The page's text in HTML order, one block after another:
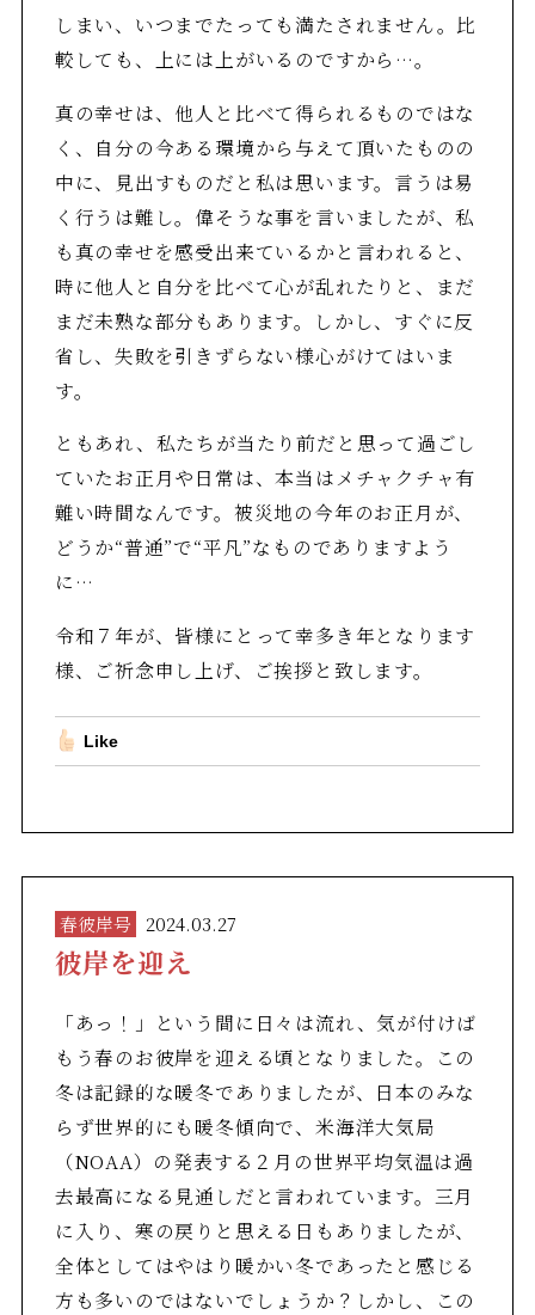
しまい、いつまでたっても満たされません。比
較しても、上には上がいるのですから…。
真の幸せは、他人と比べて得られるものではな
く、自分の今ある環境から与えて頂いたものの
中に、見出すものだと私は思います。言うは易
く行うは難し。偉そうな事を言いましたが、私
も真の幸せを感受出来ているかと言われると、
時に他人と自分を比べて心が乱れたりと、まだ
まだ未熟な部分もあります。しかし、すぐに反
省し、失敗を引きずらない様心がけてはいま
す。
ともあれ、私たちが当たり前だと思って過ごし
ていたお正月や日常は、本当はメチャクチャ有
難い時間なんです。被災地の今年のお正月が、
どうか“普通”で“平凡”なものでありますよう
に…
令和７年が、皆様にとって幸多き年となります
様、ご祈念申し上げ、ご挨拶と致します。
Like
春彼岸号 2024.03.27
彼岸を迎え
「あっ！」という間に日々は流れ、気が付けば
もう春のお彼岸を迎える頃となりました。この
冬は記録的な暖冬でありましたが、日本のみな
らず世界的にも暖冬傾向で、米海洋大気局
（NOAA）の発表する２月の世界平均気温は過
去最高になる見通しだと言われています。三月
に入り、寒の戻りと思える日もありましたが、
全体としてはやはり暖かい冬であったと感じる
方も多いのではないでしょうか？しかし、この